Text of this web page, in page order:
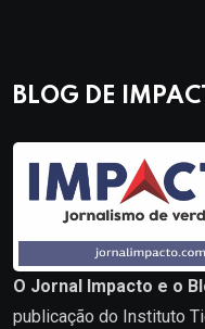
BLOG DE
O Jornal Impacto e o
publicação do Instituto